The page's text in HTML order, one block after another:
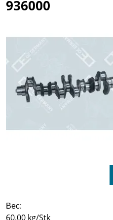
936000
Вес:
60,00 kg/Stk